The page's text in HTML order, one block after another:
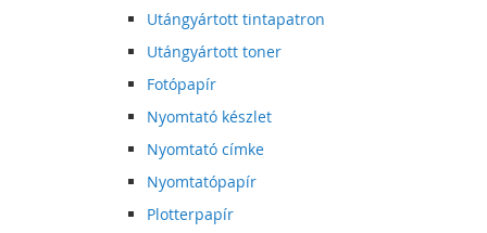
Utángyártott tintapatron
Utángyártott toner
Fotópapír
Nyomtató készlet
Nyomtató címke
Nyomtatópapír
Plotterpapír